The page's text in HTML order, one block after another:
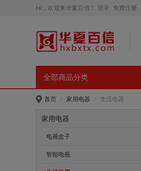
Hi，欢迎来华夏百信！ 登录 免费注册
全部商品分类
首页 / 家用电器 / 生活电器
家用电器
电视盒子
智能电视